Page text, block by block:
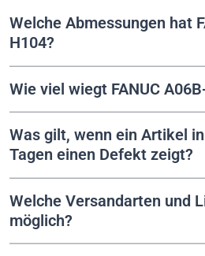
Welche Abmessungen hat
H104?
Wie viel wiegt FANUC
Was gilt, wenn ein Artikel
Tagen einen Defekt zeigt?
Welche Versandarten und
möglich?